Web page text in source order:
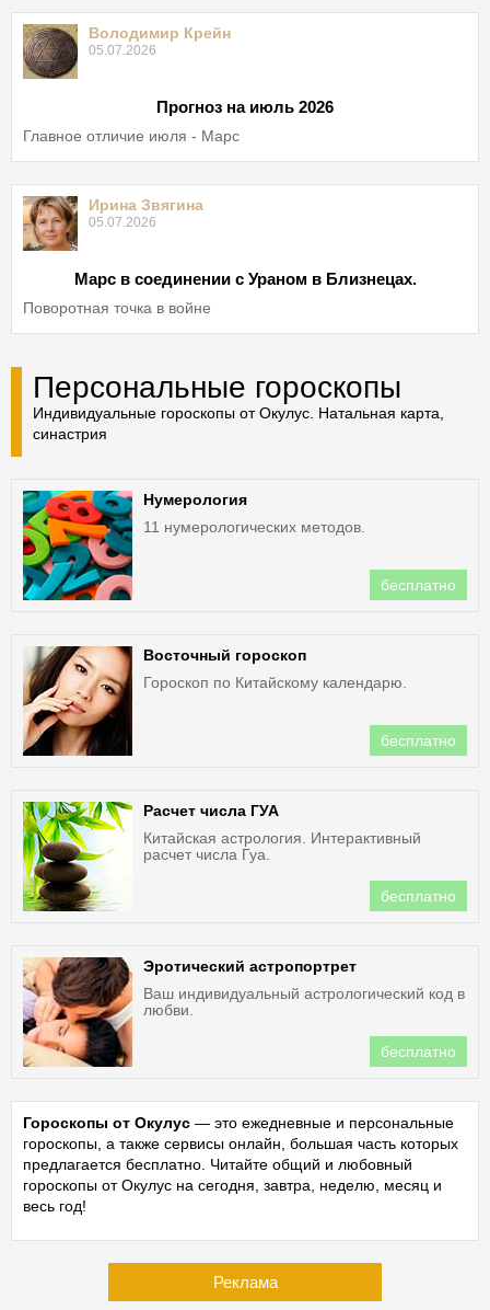
Володимир Крейн
05.07.2026
Прогноз на июль 2026
Главное отличие июля - Марс
Ирина Звягина
05.07.2026
Марс в соединении с Ураном в Близнецах.
Поворотная точка в войне
Персональные гороскопы
Индивидуальные гороскопы от Окулус. Натальная карта,
синастрия
Нумерология
11 нумерологических методов.
бесплатно
Восточный гороскоп
Гороскоп по Китайскому календарю.
бесплатно
Расчет числа ГУА
Китайская астрология. Интерактивный
расчет числа Гуа.
бесплатно
Эротический астропортрет
Ваш индивидуальный астрологический код в
любви.
бесплатно
Гороскопы от Окулус — это ежедневные и персональные
гороскопы, а также сервисы онлайн, большая часть которых
предлагается бесплатно. Читайте общий и любовный
гороскопы от Окулус на сегодня, завтра, неделю, месяц и
весь год!
Реклама